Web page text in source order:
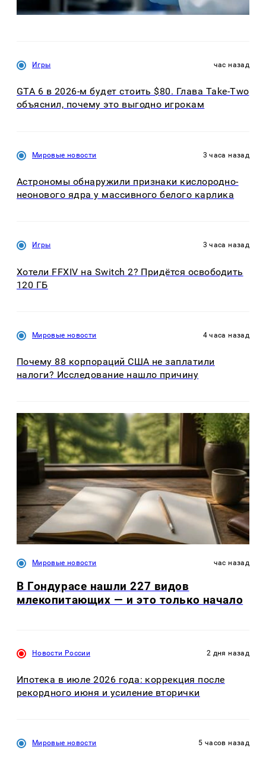
Игры час назад
GTA 6 в 2026-м будет стоить $80. Глава Take-Two
объяснил, почему это выгодно игрокам
Мировые новости 3 часа назад
Астрономы обнаружили признаки кислородно-
неонового ядра у массивного белого карлика
Игры 3 часа назад
Хотели FFXIV на Switch 2? Придётся освободить
120 ГБ
Мировые новости 4 часа назад
Почему 88 корпораций США не заплатили
налоги? Исследование нашло причину
Мировые новости час назад
В Гондурасе нашли 227 видов
млекопитающих — и это только начало
Новости России 2 дня назад
Ипотека в июле 2026 года: коррекция после
рекордного июня и усиление вторички
Мировые новости 5 часов назад